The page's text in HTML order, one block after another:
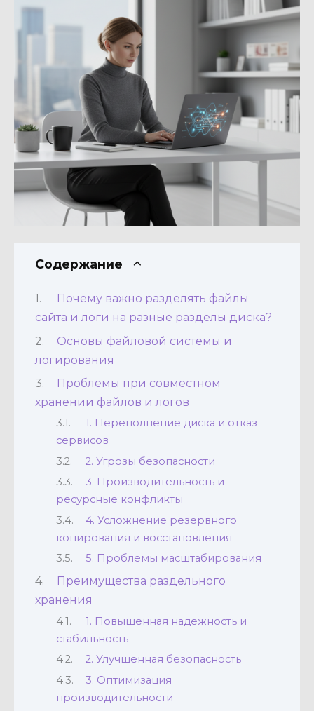
Содержание
Почему важно разделять файлы
сайта и логи на разные разделы диска?
Основы файловой системы и
логирования
Проблемы при совместном
хранении файлов и логов
1. Переполнение диска и отказ
сервисов
2. Угрозы безопасности
3. Производительность и
ресурсные конфликты
4. Усложнение резервного
копирования и восстановления
5. Проблемы масштабирования
Преимущества раздельного
хранения
1. Повышенная надежность и
стабильность
2. Улучшенная безопасность
3. Оптимизация
производительности